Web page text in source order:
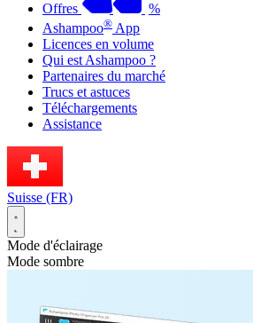
Offres
%
Ashampoo® App
Licences en volume
Qui est Ashampoo ?
Partenaires du marché
Trucs et astuces
Téléchargements
Assistance
Suisse (FR)
Mode d'éclairage
Mode sombre